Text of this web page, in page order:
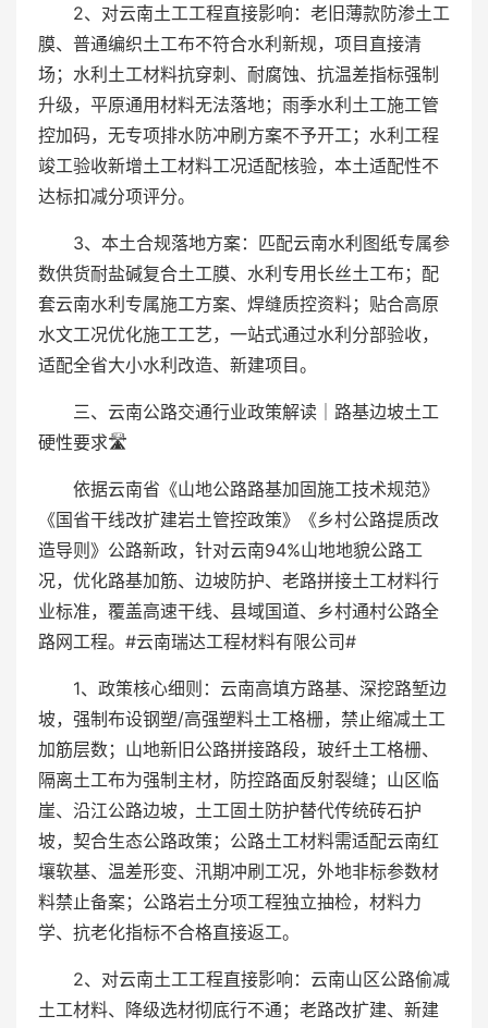
2、对云南土工工程直接影响：老旧薄款防渗土工
膜、普通编织土工布不符合水利新规，项目直接清
场；水利土工材料抗穿刺、耐腐蚀、抗温差指标强制
升级，平原通用材料无法落地；雨季水利土工施工管
控加码，无专项排水防冲刷方案不予开工；水利工程
竣工验收新增土工材料工况适配核验，本土适配性不
达标扣减分项评分。
3、本土合规落地方案：匹配云南水利图纸专属参
数供货耐盐碱复合土工膜、水利专用长丝土工布；配
套云南水利专属施工方案、焊缝质控资料；贴合高原
水文工况优化施工工艺，一站式通过水利分部验收，
适配全省大小水利改造、新建项目。
三、云南公路交通行业政策解读｜路基边坡土工
硬性要求🛣️
依据云南省《山地公路路基加固施工技术规范》
《国省干线改扩建岩土管控政策》《乡村公路提质改
造导则》公路新政，针对云南94%山地地貌公路工
况，优化路基加筋、边坡防护、老路拼接土工材料行
业标准，覆盖高速干线、县域国道、乡村通村公路全
路网工程。#云南瑞达工程材料有限公司#
1、政策核心细则：云南高填方路基、深挖路堑边
坡，强制布设钢塑/高强塑料土工格栅，禁止缩减土工
加筋层数；山地新旧公路拼接路段，玻纤土工格栅、
隔离土工布为强制主材，防控路面反射裂缝；山区临
崖、沿江公路边坡，土工固土防护替代传统砖石护
坡，契合生态公路政策；公路土工材料需适配云南红
壤软基、温差形变、汛期冲刷工况，外地非标参数材
料禁止备案；公路岩土分项工程独立抽检，材料力
学、抗老化指标不合格直接返工。
2、对云南土工工程直接影响：云南山区公路偷减
土工材料、降级选材彻底行不通；老路改扩建、新建